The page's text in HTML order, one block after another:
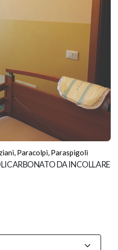
Paracolpi Paraspigoli
DA INCOLLARE